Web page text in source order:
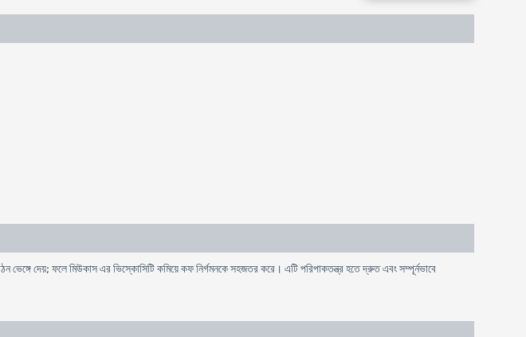
দেয়; ফলে মিউকাস এর ভিস্কোসিটি কমিয়ে কফ নির্গমনকে সহজতর করে। এটি পরিপাকতন্ত্র হতে দ্রুত এবং সম্পূর্নভাবে